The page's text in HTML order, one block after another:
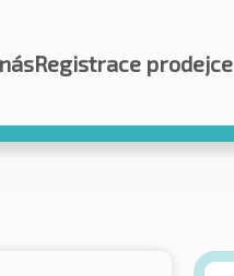
Registrace prodejce